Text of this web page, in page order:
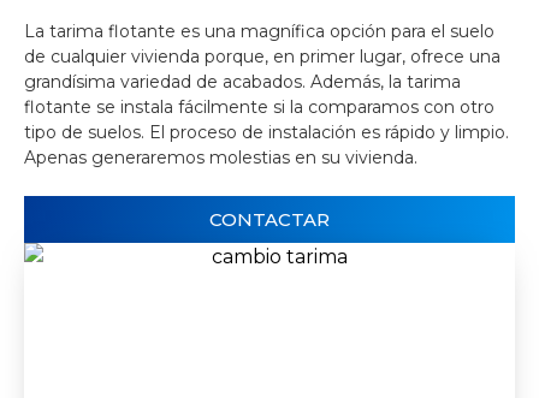
La tarima flotante es una magnífica opción para el suelo
de cualquier vivienda porque, en primer lugar, ofrece una
grandísima variedad de acabados. Además, la tarima
flotante se instala fácilmente si la comparamos con otro
tipo de suelos. El proceso de instalación es rápido y limpio.
Apenas generaremos molestias en su vivienda.
CONTACTAR